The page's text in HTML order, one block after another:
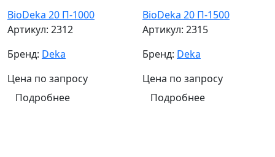
BioDeka 20 П-1000
Артикул: 2312
Бренд: Deka
Цена по запросу
Подробнее
BioDeka 20 П-1500
Артикул: 2315
Бренд: Deka
Цена по запросу
Подробнее